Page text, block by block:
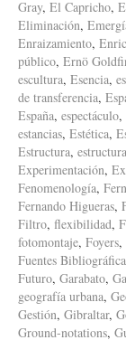
Gray, El Capricho,
Eliminación,
Enraizamiento,
público, Ernö
escultura, Esencia,
de transferencia,
España, espectáculo,
estancias, Estética,
Estructura,
Experimentación,
Fenomenología,
Fernando Higueras,
Filtro, flexibilidad,
fotomontaje, Foyers,
Fuentes
Futuro, Garabato,
geografía urbana,
Gestión, Gibraltar,
Ground-notations,